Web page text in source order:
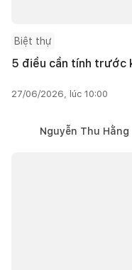
Biệt thự
5 điều cần tính trước
27/06/2026, lúc 10:00
Nguyễn Thu Hằng